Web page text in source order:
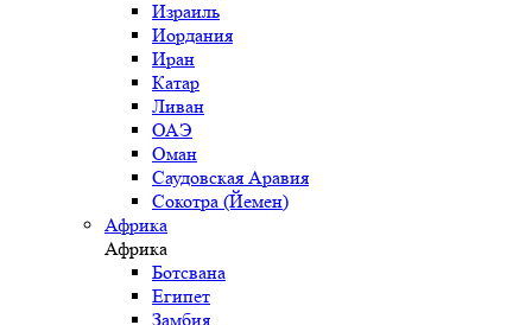
Израиль
Иордания
Иран
Катар
Ливан
ОАЭ
Оман
Саудовская Аравия
Сокотра (Йемен)
Африка
Африка
Ботсвана
Египет
Замбия